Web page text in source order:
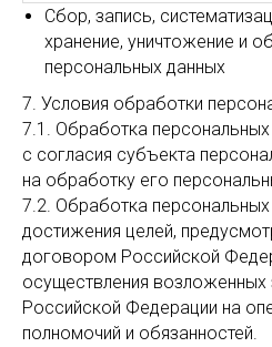
Сбор, запись,
хранение, уничтожение и
персональных данных
7. Условия обработки
7.1. Обработка
с согласия субъекта
на обработку его
7.2. Обработка
достижения целей,
договором Российской
осуществления возложенных
Российской Федерации на
полномочий и обязанностей.